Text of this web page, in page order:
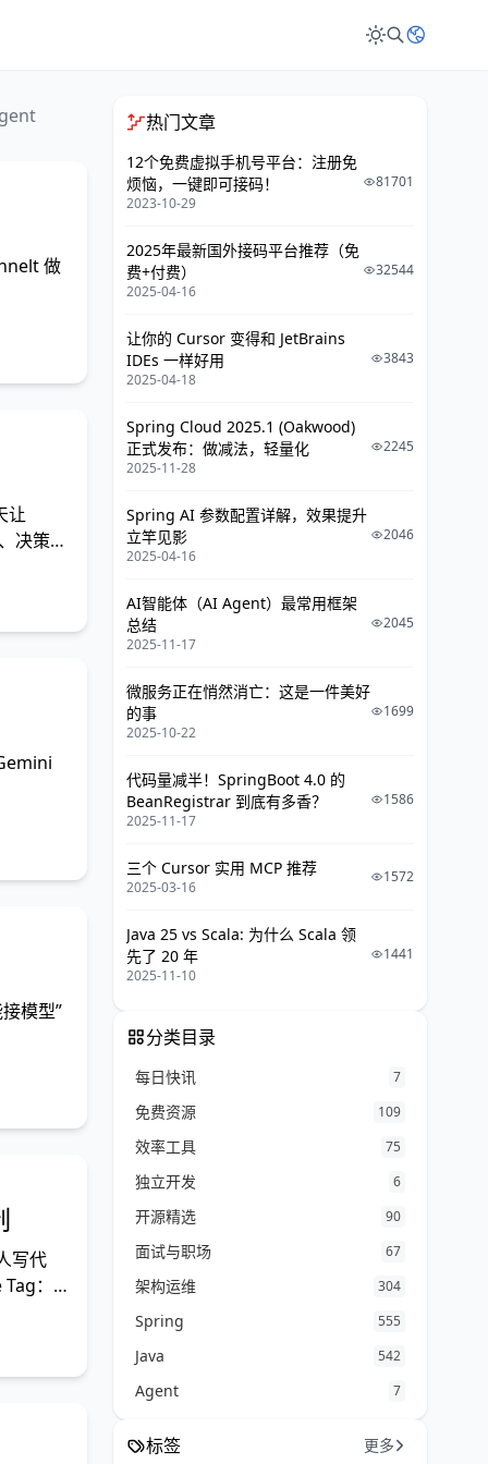
做
让
决策过
模型”
写代
：
热门文章
12个免费虚拟手机号平台：注册免
烦恼，一键即可接码！
2023-10-29
81701
2025年最新国外接码平台推荐（免
费+付费）
2025-04-16
32544
让你的 Cursor 变得和 JetBrains
IDEs 一样好用
2025-04-18
3843
Spring Cloud 2025.1 (Oakwood)
正式发布：做减法，轻量化
2025-11-28
2245
Spring AI 参数配置详解，效果提升
立竿见影
2025-04-16
2046
AI智能体（AI Agent）最常用框架
总结
2025-11-17
2045
微服务正在悄然消亡：这是一件美好
的事
2025-10-22
1699
代码量减半！SpringBoot 4.0 的
BeanRegistrar 到底有多香？
2025-11-17
1586
三个 Cursor 实用 MCP 推荐
2025-03-16
1572
Java 25 vs Scala: 为什么 Scala 领
先了 20 年
2025-11-10
1441
分类目录
每日快讯 7
免费资源 109
效率工具 75
独立开发 6
开源精选 90
面试与职场 67
架构运维 304
Spring 555
Java 542
Agent 7
标签 更多